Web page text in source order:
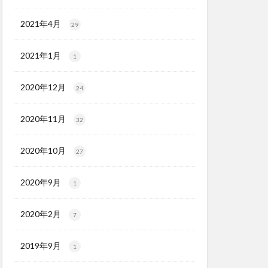
2021年4月 29
2021年1月 1
2020年12月 24
2020年11月 32
2020年10月 27
2020年9月 1
2020年2月 7
2019年9月 1